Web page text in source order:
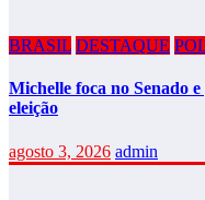
BRASIL DESTAQUE
Michelle foca no Senado
eleição
agosto 3, 2026 admin